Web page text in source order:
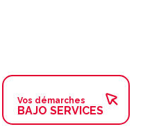
Vos démarches
BAJO SERVICES